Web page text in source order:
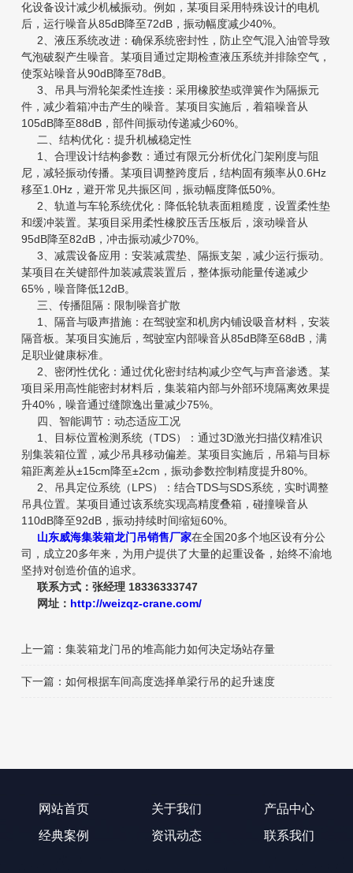
化设备设计减少机械振动。例如，某项目采用特殊设计的电机
后，运行噪音从85dB降至72dB，振动幅度减少40%。
2、液压系统改进：确保系统密封性，防止空气混入油管导致
气泡破裂产生噪音。某项目通过定期检查液压系统并排除空气，
使泵站噪音从90dB降至78dB。
3、吊具与滑轮架柔性连接：采用橡胶垫或弹簧作为隔振元
件，减少着箱冲击产生的噪音。某项目实施后，着箱噪音从
105dB降至88dB，部件间振动传递减少60%。
二、结构优化：提升机械稳定性
1、合理设计结构参数：通过有限元分析优化门架刚度与阻
尼，减轻振动传播。某项目调整跨度后，结构固有频率从0.6Hz
移至1.0Hz，避开常见共振区间，振动幅度降低50%。
2、轨道与车轮系统优化：降低轮轨表面粗糙度，设置柔性垫
和缓冲装置。某项目采用柔性橡胶压舌压板后，滚动噪音从
95dB降至82dB，冲击振动减少70%。
3、减震设备应用：安装减震垫、隔振支架，减少运行振动。
某项目在关键部件加装减震装置后，整体振动能量传递减少
65%，噪音降低12dB。
三、传播阻隔：限制噪音扩散
1、隔音与吸声措施：在驾驶室和机房内铺设吸音材料，安装
隔音板。某项目实施后，驾驶室内部噪音从85dB降至68dB，满
足职业健康标准。
2、密闭性优化：通过优化密封结构减少空气与声音渗透。某
项目采用高性能密封材料后，集装箱内部与外部环境隔离效果提
升40%，噪音通过缝隙逸出量减少75%。
四、智能调节：动态适应工况
1、目标位置检测系统（TDS）：通过3D激光扫描仪精准识
别集装箱位置，减少吊具移动偏差。某项目实施后，吊箱与目标
箱距离差从±15cm降至±2cm，振动参数控制精度提升80%。
2、吊具定位系统（LPS）：结合TDS与SDS系统，实时调整
吊具位置。某项目通过该系统实现高精度叠箱，碰撞噪音从
110dB降至92dB，振动持续时间缩短60%。
山东威海集装箱龙门吊销售厂家在全国20多个地区设有分公
司，成立20多年来，为用户提供了大量的起重设备，始终不渝地
坚持对创造价值的追求。
联系方式：张经理 18336333747
网址： http://weizqz-crane.com/
上一篇： 集装箱龙门吊的堆高能力如何决定场站存量
下一篇： 如何根据车间高度选择单梁行吊的起升速度
网站首页 关于我们
产品中心
经典案例
资讯动态 联系我们